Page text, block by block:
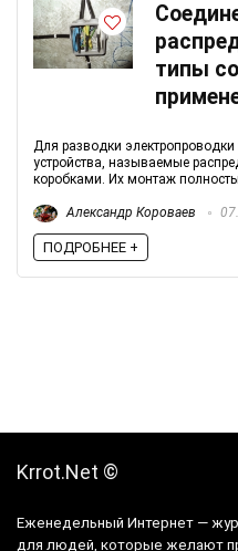
типы
Для разводки
устройства, называемые
коробками. Их монтаж
Александр Короваев
ПОДРОБНЕЕ +
Krrot.Net ©
Еженедельный Интернет —
для людей, которые желают